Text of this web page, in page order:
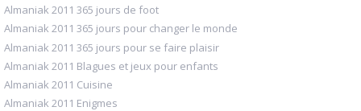
Almaniak 2011 365 jours de foot
Almaniak 2011 365 jours pour changer le monde
Almaniak 2011 365 jours pour se faire plaisir
Almaniak 2011 Blagues et jeux pour enfants
Almaniak 2011 Cuisine
Almaniak 2011 Enigmes